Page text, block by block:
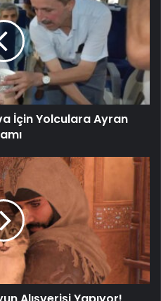
İçin Yolculara Ayran